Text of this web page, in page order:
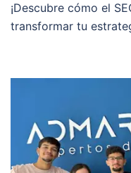
¡Descubre cómo el
transformar tu